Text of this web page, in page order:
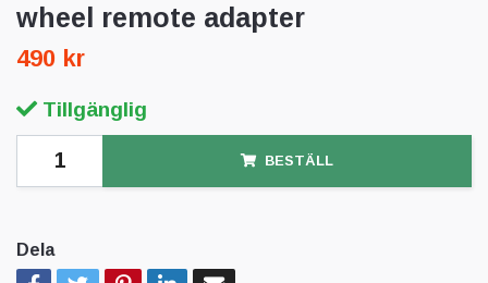
wheel remote adapter
490 kr
Tillgänglig
BESTÄLL
Dela